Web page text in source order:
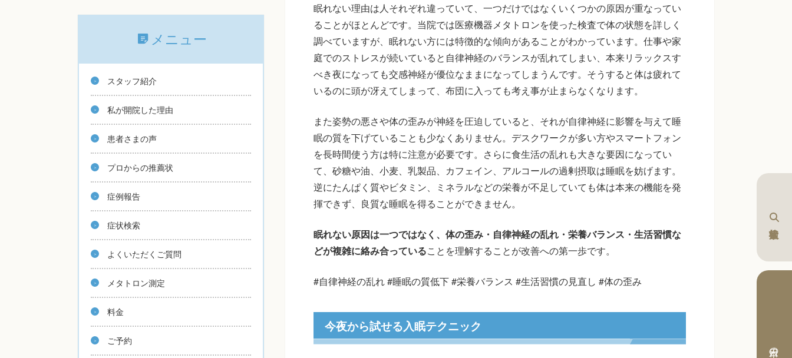
本日の予約状況
眠れない理由は人それぞれ違っていて、一つだけではなくいくつかの原因が重なってい
ることがほとんどです。当院では医療機器メタトロンを使った検査で体の状態を詳しく
調べていますが、眠れない方には特徴的な傾向があることがわかっています。仕事や家
庭でのストレスが続いていると自律神経のバランスが乱れてしまい、本来リラックスす
べき夜になっても交感神経が優位なままになってしまうんです。そうすると体は疲れて
いるのに頭が冴えてしまって、布団に入っても考え事が止まらなくなります。
また姿勢の悪さや体の歪みが神経を圧迫していると、それが自律神経に影響を与えて睡
眠の質を下げていることも少なくありません。デスクワークが多い方やスマートフォン
を長時間使う方は特に注意が必要です。さらに食生活の乱れも大きな要因になってい
て、砂糖や油、小麦、乳製品、カフェイン、アルコールの過剰摂取は睡眠を妨げます。
逆にたんぱく質やビタミン、ミネラルなどの栄養が不足していても体は本来の機能を発
揮できず、良質な睡眠を得ることができません。
眠れない原因は一つではなく、体の歪み・自律神経の乱れ・栄養バランス・生活習慣な
どが複雑に絡み合っていることを理解することが改善への第一歩です。
#自律神経の乱れ #睡眠の質低下 #栄養バランス #生活習慣の見直し #体の歪み
今夜から試せる入眠テクニック
メニュー
スタッフ紹介
私が開院した理由
患者さまの声
プロからの推薦状
症例報告
症状検索
よくいただくご質問
メタトロン測定
料金
ご予約